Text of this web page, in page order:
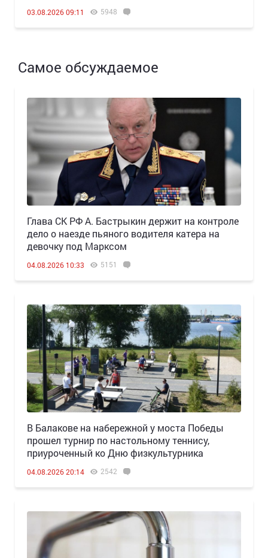
03.08.2026 09:11 5948
Самое обсуждаемое
Глава СК РФ А. Бастрыкин держит на контроле
дело о наезде пьяного водителя катера на
девочку под Марксом
04.08.2026 10:33 5151
В Балакове на набережной у моста Победы
прошел турнир по настольному теннису,
приуроченный ко Дню физкультурника
04.08.2026 20:14 2542